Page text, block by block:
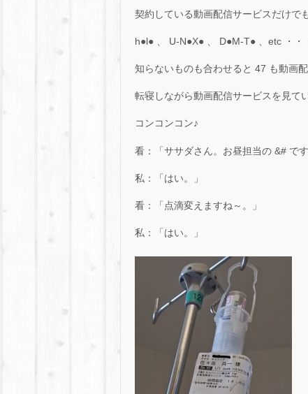
契約している動画配信サービスだけで
h●l● 、 U-N●X● 、 D●M-T● 、etc ・・
知らないものも合わせると 47 も動画
転寝しながら動画配信サービスを見て
コンコンコン♪
看：「ササダさん。お昼担当の &# です
私：「はい。」
看：「点滴変えますね～。」
私：「はい。」